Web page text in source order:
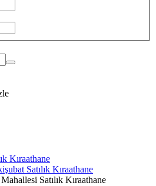
Kıraathane
Satılık Kıraathane
Satılık Kıraathane